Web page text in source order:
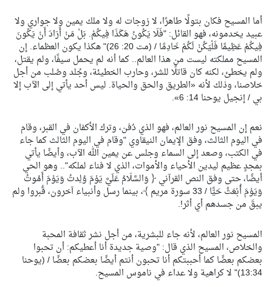
أما المسيح فكان بتولًا طاهرًا، لا زوجات له ولا ملك يمين ولا جواري ولا
عبيد يخدمونه، فهو القائل: "فَلَا يَكُونُ هَكَذَا فِيكُمْ. بَلْ مَنْ أَرَادَ أَنْ يَكُونَ
فِيكُمْ عَظِيمًا فَلْيَكُنْ لَكُمْ خَادِمًا / (مت 20: 26)" هكذا يكون العظماء. إن
المسيح مملكته ليست من هذا العالم.. كما أنه لم يحمل سيفًا، ولم يقتل،
ولم يخطئ، لكنه كان قاتلًا للشر، وحارب الخطيئة، وجُلد وصُلب من أجل
خلاصنا، وذلك لأنه «الطريق والحق والحياة. ليس أحد يأتي إلى الآب إلا
بي / إنجيل يوحنا 14: 6».
نعم إن المسيح نور العالم، فهو الذي دُفن، وترك الأكفان في القبر، وقام
في اليوم الثالث، وفق الإيمان النيقاوي "وقام في اليوم الثالث كما جاء
في الكتب، وصعد إلى السماء وجلس عن يمين الله الآب، وأيضًا يأتي
بمجدٍ عظيم ليدين الأحياء والأموات، الذي لا فناء لملكه".. وهو الحي
أيضًا، حتى وفق النص القرآني ﴿ وَالسَّلَامُ عَلَيَّ يَوْمَ وُلِدتُ وَيَوْمَ أَمُوتُ
وَيَوْمَ أُبْعَثُ حَيًّا / 33 سورة مريم ﴾، بينما رسل وأنبياء آخرون، قُبروا ولم
يبقَ من جسدهم أي أثر!.
المسيح نور العالم، لأنه جاء للبشرية، من أجل نشر ثقافة المحبة
والخلاص، المسيح الذي قال: "وصية جديدة أنا أعطيكم: أن تحبوا
بعضكم بعضًا كما أحببتكم أنا تحبون أنتم أيضًا بعضكم بعضًا / (يوحنا
13:34)" لا كراهية ولا عداء في ناموس المسيح.